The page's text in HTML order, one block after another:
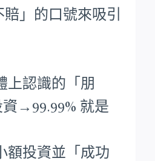
」的口號來吸引
上認識的「朋
→99.99% 就是
額投資並「成功